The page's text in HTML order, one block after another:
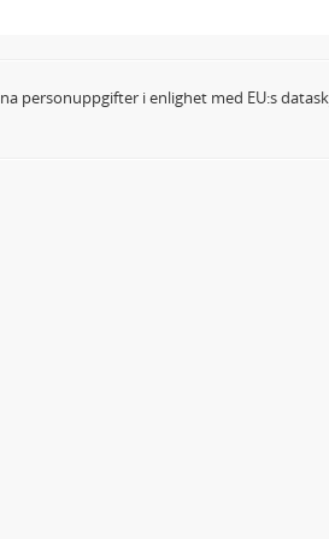
personuppgifter i enlighet med EU:s